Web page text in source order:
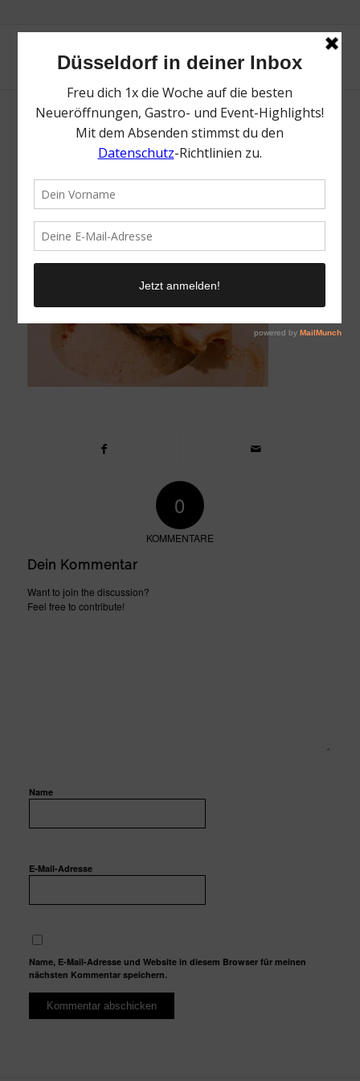
Auster
15. Januar 2018 /
0
KOMMENTARE
Dein Kommentar
Want to join the discussion?
Feel free to contribute!
Name
E-Mail-Adresse
Name, E-Mail-Adresse und Website in diesem Browser für meinen
nächsten Kommentar speichern.